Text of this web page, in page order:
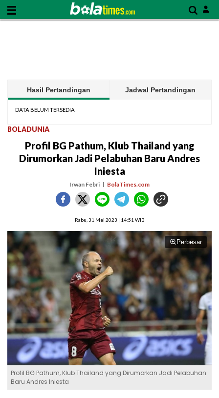
Hasil Pertandingan Jadwal Pertandingan
DATA BELUM TERSEDIA
BOLADUNIA
Profil BG Pathum, Klub Thailand yang
Dirumorkan Jadi Pelabuhan Baru Andres
Iniesta
Irwan Febri BolaTimes.com
Rabu, 31 Mei 2023 | 14:51 WIB
Perbesar
Profil BG Pathum, Klub Thailand yang Dirumorkan Jadi Pelabuhan
Baru Andres Iniesta